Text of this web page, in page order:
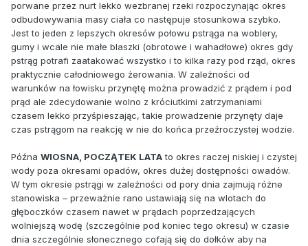
porwane przez nurt lekko wezbranej rzeki rozpoczynając okres
odbudowywania masy ciała co następuje stosunkowa szybko.
Jest to jeden z lepszych okresów połowu pstrąga na woblery,
gumy i wcale nie małe blaszki (obrotowe i wahadłowe) okres gdy
pstrąg potrafi zaatakować wszystko i to kilka razy pod rząd, okres
praktycznie całodniowego żerowania. W zależności od
warunków na łowisku przynętę można prowadzić z prądem i pod
prąd ale zdecydowanie wolno z króciutkimi zatrzymaniami
czasem lekko przyśpieszając, takie prowadzenie przynęty daje
czas pstrągom na reakcję w nie do końca przeźroczystej wodzie.
Późna WIOSNA, POCZĄTEK LATAto okres raczej niskiej i czystej
wody poza okresami opadów, okres dużej dostępności owadów.
W tym okresie pstrągi w zależności od pory dnia zajmują różne
stanowiska – przeważnie rano ustawiają się na wlotach do
głęboczków czasem nawet w prądach poprzedzających
wolniejszą wodę (szczególnie pod koniec tego okresu) w czasie
dnia szczególnie słonecznego cofają się do dołków aby na